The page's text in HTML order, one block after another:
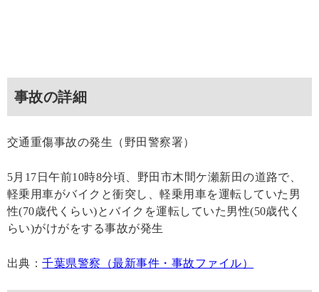
事故の詳細
交通重傷事故の発生（野田警察署）
5月17日午前10時8分頃、野田市木間ケ瀬新田の道路で、
軽乗用車がバイクと衝突し、軽乗用車を運転していた男
性(70歳代くらい)とバイクを運転していた男性(50歳代く
らい)がけがをする事故が発生
出典：千葉県警察（最新事件・事故ファイル）